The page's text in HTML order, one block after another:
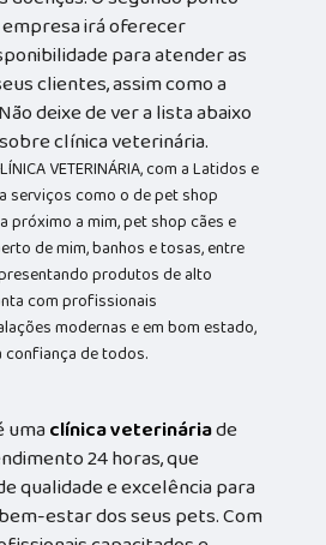
irá oferecer
para atender as
clientes, assim como a
deixe de ver a lista abaixo
clínica veterinária.
VETERINÁRIA, com a Latidos e
serviços como o de pet shop
próximo a mim, pet shop cães e
de mim, banhos e tosas, entre
produtos de alto
com profissionais
modernas e em bom estado,
de todos.
umaclínica veterináriade
24 horas, que
qualidade e excelência para
estar dos seus pets. Com